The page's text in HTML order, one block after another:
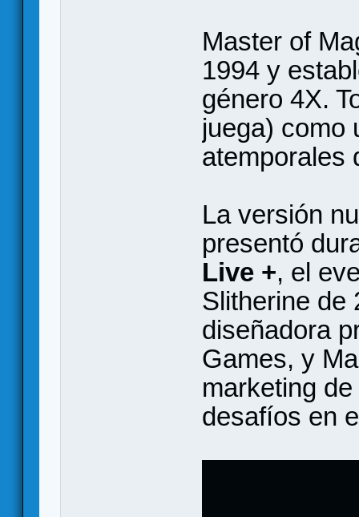
Master of
1994 y
género 4X.
juega) como
atemporales
La versión
presentó
Live +, el
Slitherine de
diseñadora
Games, y
marketing
desafíos en